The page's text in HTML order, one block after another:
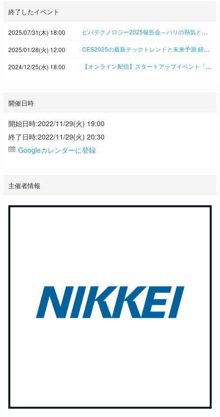
終了したイベント
2025/07/31(木) 18:00 ビバテクノロジー2025報告会～パリの熱気と学びを東京で 日経イノベーション・ミートアップ
2025/01/28(火) 12:00 CES2025の最新テックトレンドと未来予測 経験豊富な企業内イノベーターとジャーナリストが徹底解説！◆日経イノベーション・ミートアップ
2024/12/25(水) 18:00 【オンライン配信】スタートアップイベント「SLUSH2024」報告会 ヘルシンキでみたイノベーションの新潮流 Takeoff Tokyo アンティ・ソンニネン氏、新潟ベンチャー協会 渋谷修太氏ら登壇 ◇日経イノベーション・ミートアップ
開催日時
開始日時:2022/11/29(火) 19:00
終了日時:2022/11/29(火) 20:30
Googleカレンダーに登録
主催者情報